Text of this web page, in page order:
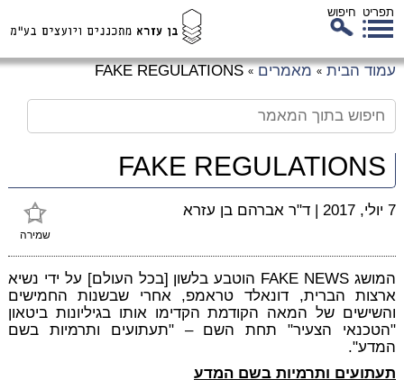
תפריט חיפוש
עמוד הבית » מאמרים »
FAKE REGULATIONS
FAKE REGULATIONS
שמירה
7 יולי, 2017 | ד"ר אברהם בן עזרא
המושג FAKE NEWS הוטבע בלשון [בכל העולם] על ידי נשיא
ארצות הברית, דונאלד טראמפ, אחרי שבשנות החמישים
והשישים של המאה הקודמת הקדימו אותו בגיליונות ביטאון
"הטכנאי הצעיר" תחת השם – "תעתועים ותרמיות בשם
המדע".
תעתועים ותרמיות בשם המדע